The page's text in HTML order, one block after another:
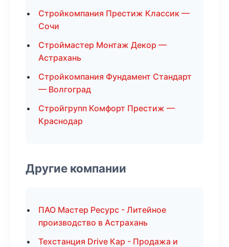
Стройкомпания Престиж Классик —
Сочи
Строймастер Монтаж Декор —
Астрахань
Стройкомпания Фундамент Стандарт
— Волгоград
Стройгрупп Комфорт Престиж —
Краснодар
Другие компании
ПАО Мастер Ресурс - Литейное
производство в Астрахань
Техстанция Drive Кар - Продажа и